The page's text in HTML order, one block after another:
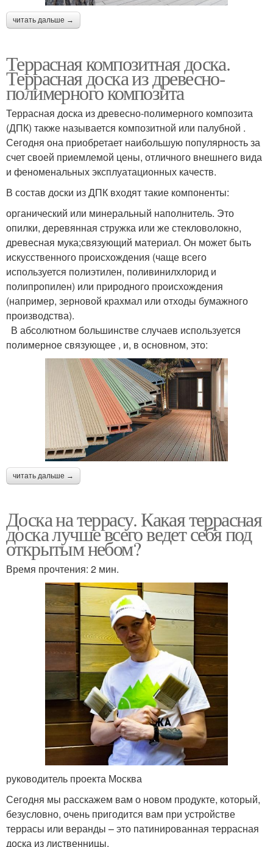
читать дальше →
Террасная композитная доска.
Террасная доска из древесно-
полимерного композита
Террасная доска из древесно-полимерного композита
(ДПК) также называется композитной или палубной .
Сегодня она приобретает наибольшую популярность за
счет своей приемлемой цены, отличного внешнего вида
и феноменальных эксплуатационных качеств.
В состав доски из ДПК входят такие компоненты:
органический или минеральный наполнитель. Это
опилки, деревянная стружка или же стекловолокно,
древесная мука;связующий материал. Он может быть
искусственного происхождения (чаще всего
используется полиэтилен, поливинилхлорид и
полипропилен) или природного происхождения
(например, зерновой крахмал или отходы бумажного
производства).
В абсолютном большинстве случаев используется
полимерное связующее , и, в основном, это:
читать дальше →
Доска на террасу. Какая террасная
доска лучше всего ведет себя под
открытым небом?
Время прочтения: 2 мин.
руководитель проекта Москва
Сегодня мы расскажем вам о новом продукте, который,
безусловно, очень пригодится вам при устройстве
террасы или веранды – это патинированная террасная
доска из лиственницы.